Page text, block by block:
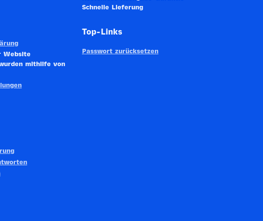
Website
mithilfe von
Schnelle Lieferung
Top-Links
Passwort zurücksetzen